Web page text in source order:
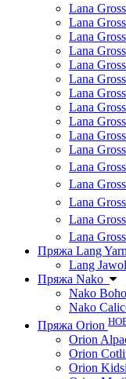
Lana
Lana
Lana
Lana
Lana
Lana
Lana
Lana
Lana
Lana
Lana
Lana
Lana
Lana
Lana
Lana
Пряжа Lang
Lang
Пряжа Nako
Nako
Nako
Пряжа Orion
Orion
Orion
Orion